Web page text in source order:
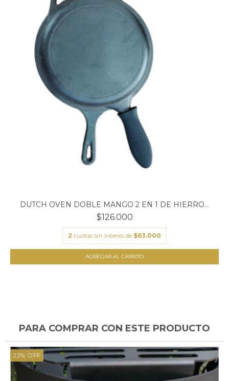
DUTCH OVEN DOBLE MANGO 2 EN 1 DE HIERRO...
$126.000
2 cuotas sin interés de $63.000
AGREGAR AL CARRITO
PARA COMPRAR CON ESTE PRODUCTO
22% OFF